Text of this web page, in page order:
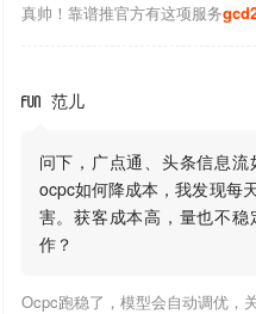
真帅！靠谱推官方有这项服务
 范儿
问下，广点通、头条信息
ocpc如何降成本，我发现每
害。获客成本高，量也不
作？